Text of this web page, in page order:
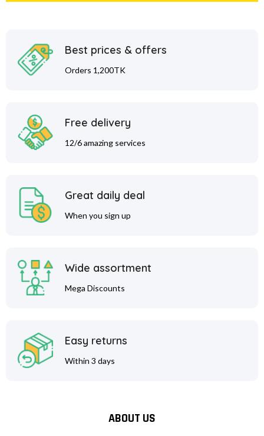
Best prices & offers
Orders 1,200TK
Free delivery
12/6 amazing services
Great daily deal
When you sign up
Wide assortment
Mega Discounts
Easy returns
Within 3 days
ABOUT US